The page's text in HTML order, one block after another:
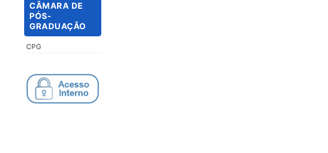
CÂMARA DE
PÓS-
GRADUAÇÃO
CPG